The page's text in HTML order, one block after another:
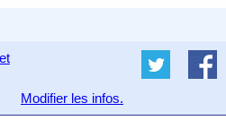
Modifier les infos.